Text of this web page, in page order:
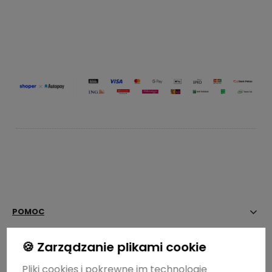
POMOC
MOJE KONTO
🍪 Zarządzanie plikami cookie